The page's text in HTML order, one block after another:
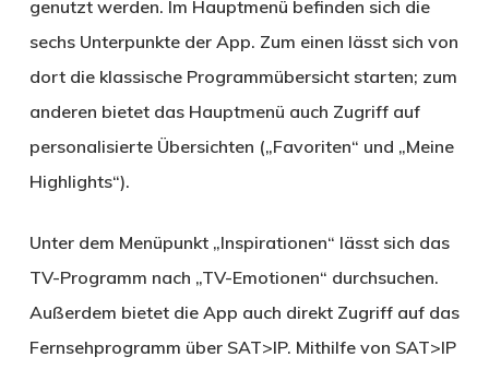
genutzt werden. Im Hauptmenü befinden sich die
sechs Unterpunkte der App. Zum einen lässt sich von
dort die klassische Programmübersicht starten; zum
anderen bietet das Hauptmenü auch Zugriff auf
personalisierte Übersichten („Favoriten“ und „Meine
Highlights“).
Unter dem Menüpunkt „Inspirationen“ lässt sich das
TV-Programm nach „TV-Emotionen“ durchsuchen.
Außerdem bietet die App auch direkt Zugriff auf das
Fernsehprogramm über SAT>IP. Mithilfe von SAT>IP